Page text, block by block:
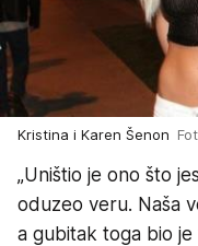
Kristina i Karen Šenon
„Uništio je ono što
oduzeo veru. Naša
a gubitak toga bio je